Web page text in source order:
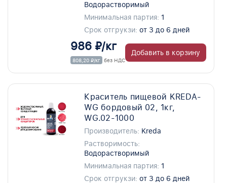
Водорастворимый
Минимальная партия: 1
Срок отгрукзи: от 3 до 6 дней
986 ₽/кг
808,20 ₽/кг без НДС
Добавить в корзину
Краситель пищевой KREDA-
WG бордовый 02, 1кг,
WG.02-1000
Производитель: Kreda
Растворимость:
Водорастворимый
Минимальная партия: 1
Срок отгрукзи: от 3 до 6 дней